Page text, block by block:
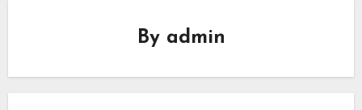
By admin